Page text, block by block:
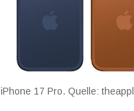
iPhone 17 Pro. Quelle: